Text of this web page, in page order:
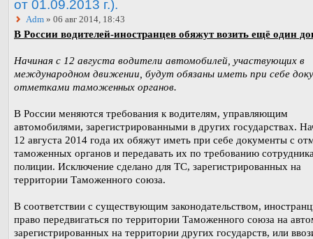
от 01.09.2013 г.).
Adm » 06 авг 2014, 18:43
В России водителей-иностранцев обяжут возить ещё один
Начиная с 12 августа водители автомобилей, участвующих в
международном движении, будут обязаны иметь при себе
отметками таможенных органов.
В России меняются требования к водителям, управляющим
автомобилями, зарегистрированными в других государствах.
12 августа 2014 года их обяжут иметь при себе документы с
таможенных органов и передавать их по требованию
полиции. Исключение сделано для ТС, зарегистрированных на
территории Таможенного союза.
В соответствии с существующим законодательством,
право передвигаться по территории Таможенного союза на
зарегистрированных на территории других государств, или